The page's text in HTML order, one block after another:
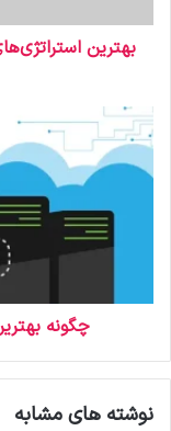
ا
ن
ی
چگونه
نوشته های مشابه